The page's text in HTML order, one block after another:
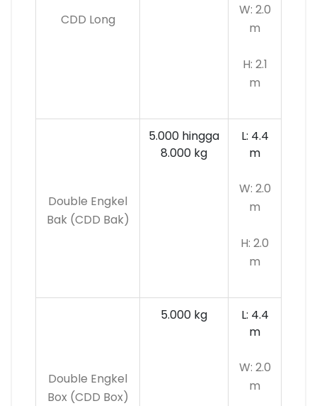
CDD Long
W: 2.0
m
H: 2.1
m
Double Engkel
Bak (CDD Bak)
5.000 hingga
8.000 kg
L: 4.4
m
W: 2.0
m
H: 2.0
m
Double Engkel
Box (CDD Box)
5.000 kg
L: 4.4
m
W: 2.0
m